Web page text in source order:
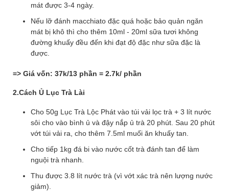
mát được 3-4 ngày.
Nếu lỡ đánh macchiato đặc quá hoặc bảo quản ngăn
mát bị khô thì cho thêm 10ml - 20ml sữa tươi không
đường khuấy đều đến khi đạt độ đặc như sữa đặc là
được.
=> Giá vốn: 37k/13 phần = 2.7k/ phần
2.Cách Ủ Lục Trà Lài
Cho 50g Lục Trà Lộc Phát vào túi vải lọc trà + 3 lít nước
sôi cho vào bình ủ và đậy nắp ủ trà 20 phút. Sau 20 phút
vớt túi vải ra, cho thêm 7.5ml muối ăn khuấy tan.
Cho tiếp 1kg đá bi vào nước cốt trà đánh tan để làm
nguội trà nhanh.
Thu được 3.8 lít nước trà (vì vớt xác trà nên lượng nước
giảm).